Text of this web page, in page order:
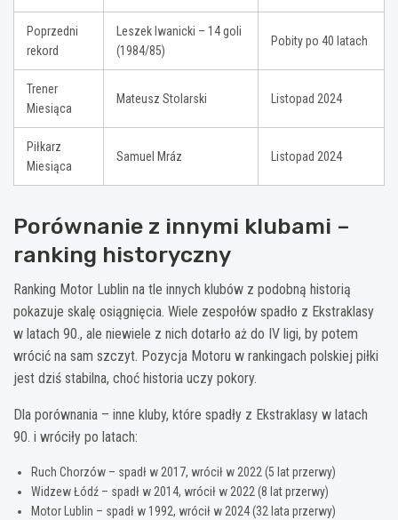
Poprzedni
rekord
Leszek Iwanicki – 14 goli
(1984/85)
Pobity po 40 latach
Trener
Miesiąca
Mateusz Stolarski Listopad 2024
Piłkarz
Miesiąca
Samuel Mráz Listopad 2024
Porównanie z innymi klubami –
ranking historyczny
Ranking Motor Lublin na tle innych klubów z podobną historią
pokazuje skalę osiągnięcia. Wiele zespołów spadło z Ekstraklasy
w latach 90., ale niewiele z nich dotarło aż do IV ligi, by potem
wrócić na sam szczyt. Pozycja Motoru w rankingach polskiej piłki
jest dziś stabilna, choć historia uczy pokory.
Dla porównania – inne kluby, które spadły z Ekstraklasy w latach
90. i wróciły po latach:
Ruch Chorzów – spadł w 2017, wrócił w 2022 (5 lat przerwy)
Widzew Łódź – spadł w 2014, wrócił w 2022 (8 lat przerwy)
Motor Lublin – spadł w 1992, wrócił w 2024 (32 lata przerwy)